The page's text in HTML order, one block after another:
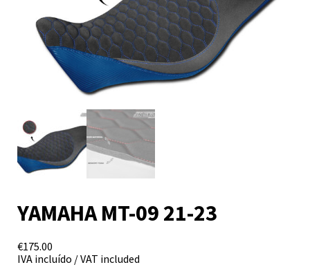
YAMAHA MT-09 21-23
€175.00
IVA incluído / VAT included